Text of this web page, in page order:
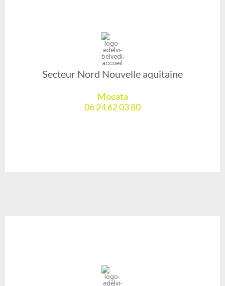
Secteur Nord Nouvelle aquitaine
Moeata
06 24 62 03 80